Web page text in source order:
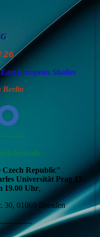
:
26
European Studies
Berlin
Republic"
Universität Prag 17.
19.00 Uhr,
30, 01069 Dresden